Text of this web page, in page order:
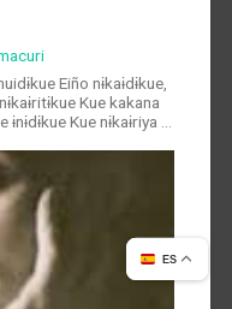
Eiño nɨkaɨdɨkue,
Kue kakana
Kue nɨkaɨriya …
ES